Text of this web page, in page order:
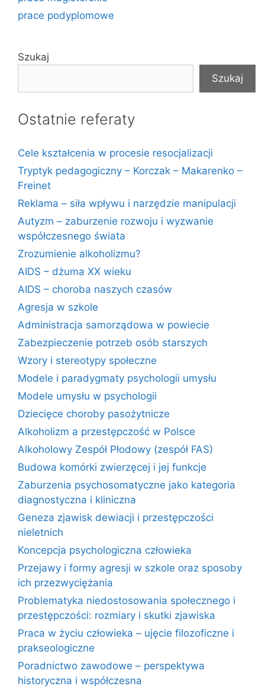
prace podyplomowe
Szukaj
Szukaj
Ostatnie referaty
Cele kształcenia w procesie resocjalizacji
Tryptyk pedagogiczny – Korczak – Makarenko –
Freinet
Reklama – siła wpływu i narzędzie manipulacji
Autyzm – zaburzenie rozwoju i wyzwanie
współczesnego świata
Zrozumienie alkoholizmu?
AIDS – dżuma XX wieku
AIDS – choroba naszych czasów
Agresja w szkole
Administracja samorządowa w powiecie
Zabezpieczenie potrzeb osób starszych
Wzory i stereotypy społeczne
Modele i paradygmaty psychologii umysłu
Modele umysłu w psychologii
Dziecięce choroby pasożytnicze
Alkoholizm a przestępczość w Polsce
Alkoholowy Zespół Płodowy (zespół FAS)
Budowa komórki zwierzęcej i jej funkcje
Zaburzenia psychosomatyczne jako kategoria
diagnostyczna i kliniczna
Geneza zjawisk dewiacji i przestępczości
nieletnich
Koncepcja psychologiczna człowieka
Przejawy i formy agresji w szkole oraz sposoby
ich przezwyciężania
Problematyka niedostosowania społecznego i
przestępczości: rozmiary i skutki zjawiska
Praca w życiu człowieka – ujęcie filozoficzne i
prakseologiczne
Poradnictwo zawodowe – perspektywa
historyczna i współczesna